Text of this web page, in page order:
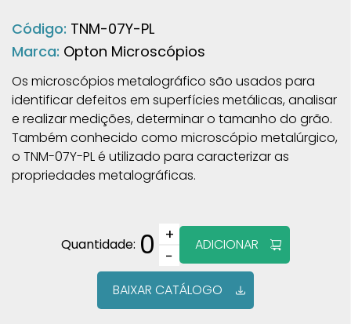
Código: TNM-07Y-PL
Marca: Opton Microscópios
Os microscópios metalográfico são usados ​​para
identificar defeitos em superfícies metálicas, analisar
e realizar medições, determinar o tamanho do grão.
Também conhecido como microscópio metalúrgico,
o TNM-07Y-PL é utilizado para caracterizar as
propriedades metalográficas.
Quantidade: 0
+
−
ADICIONAR
BAIXAR CATÁLOGO